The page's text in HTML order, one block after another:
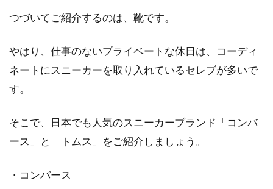
つづいてご紹介するのは、靴です。
やはり、仕事のないプライベートな休日は、コーディ
ネートにスニーカーを取り入れているセレブが多いで
す。
そこで、日本でも人気のスニーカーブランド「コンバ
ース」と「トムス」をご紹介しましょう。
・コンバース